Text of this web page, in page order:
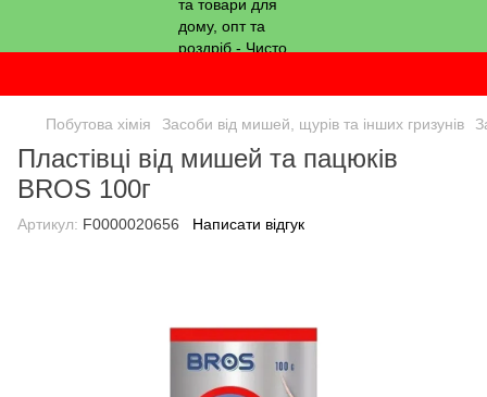
Побутова хімія Засоби від мишей, щурів та інших гризунів
Пластівці від мишей та пацюків
BROS 100г
Артикул: F0000020656 Написати відгук